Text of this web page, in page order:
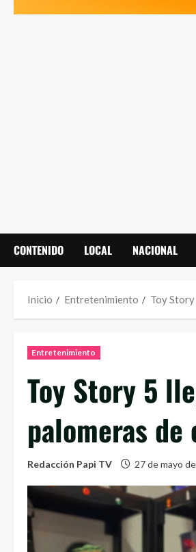
CONTENIDO LOCAL NACIONAL
Inicio Entretenimiento Toy
Entretenimiento
Toy Story 5
palomeras
Redacción Papi TV 27 de mayo